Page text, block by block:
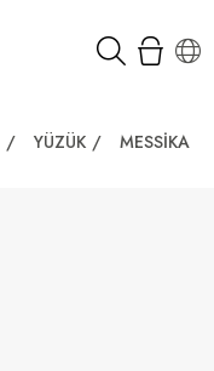
/ YÜZÜK / MESSIKA